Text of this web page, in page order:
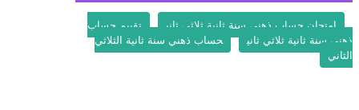
امتحان حساب ذهني سنة ثانية ثلاثي ثاني
تقييم حساب
ذهني سنة ثانية ثلاثي ثاني
حساب ذهني سنة ثانية الثلاثي
الثاني